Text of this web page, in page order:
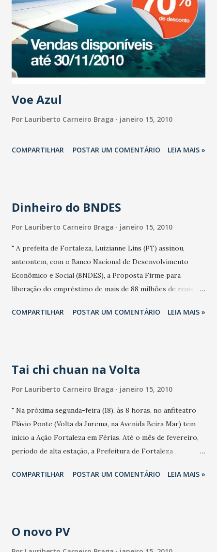
Voe Azul
Por Lauriberto Carneiro Braga janeiro 15, 2010
COMPARTILHAR POSTAR UM COMENTÁRIO LEIA MAIS »
Dinheiro do BNDES
Por Lauriberto Carneiro Braga janeiro 15, 2010
" A prefeita de Fortaleza, Luizianne Lins (PT) assinou,
anteontem, com o Banco Nacional de Desenvolvimento
Econômico e Social (BNDES), a Proposta Firme para
liberação do empréstimo de mais de 88 milhões de reais
– 1ª etapa. O Drenurb I tem por objetivo ampliar o sistema
COMPARTILHAR POSTAR UM COMENTÁRIO LEIA MAIS »
Tai chi chuan na Volta
Por Lauriberto Carneiro Braga janeiro 15, 2010
" Na próxima segunda-feira (18), às 8 horas, no anfiteatro
Flávio Ponte (Volta da Jurema, na Avenida Beira Mar) tem
início a Ação Fortaleza em Férias. Até o mês de fevereiro,
período de alta estação, a Prefeitura de Fortaleza
esportivas e culturais, gratuitas, para todos os públicos.
disso, o projeto Salão de Tabuleiro levará jogos de mesa e
COMPARTILHAR POSTAR UM COMENTÁRIO LEIA MAIS »
O novo PV